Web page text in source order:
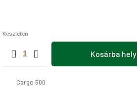
Készleten
FÉKÁGY
mennyiség
Kosárba
Cargo 500